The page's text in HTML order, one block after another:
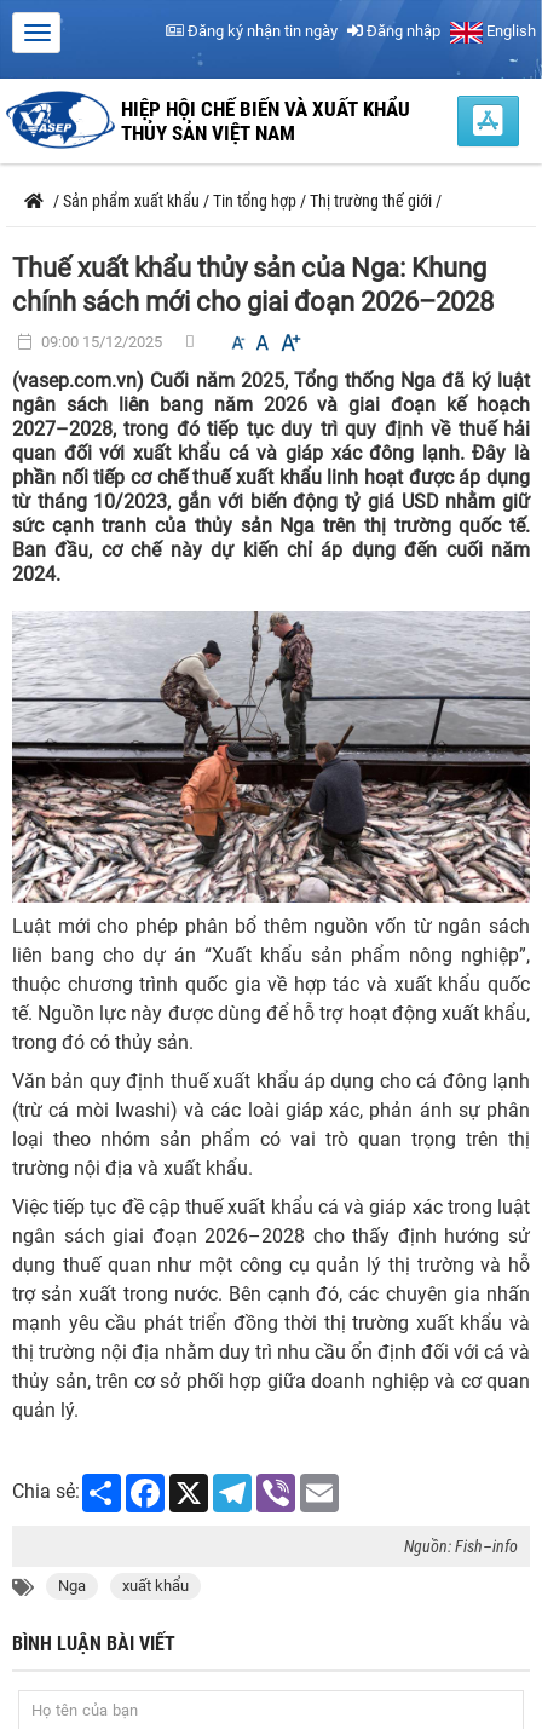
Đăng ký nhận tin ngày Đăng nhập English
HIỆP HỘI CHẾ BIẾN VÀ XUẤT KHẨU
THỦY SẢN VIỆT NAM
/Sản phẩm xuất khẩu /Tin tổng hợp /Thị trường thế giới /
Thuế xuất khẩu thủy sản của Nga: Khung
chính sách mới cho giai đoạn 2026–2028
09:00 15/12/2025
(vasep.com.vn) Cuối năm 2025, Tổng thống Nga đã ký luật
ngân sách liên bang năm 2026 và giai đoạn kế hoạch
2027–2028, trong đó tiếp tục duy trì quy định về thuế hải
quan đối với xuất khẩu cá và giáp xác đông lạnh. Đây là
phần nối tiếp cơ chế thuế xuất khẩu linh hoạt được áp dụng
từ tháng 10/2023, gắn với biến động tỷ giá USD nhằm giữ
sức cạnh tranh của thủy sản Nga trên thị trường quốc tế.
Ban đầu, cơ chế này dự kiến chỉ áp dụng đến cuối năm
2024.
Luật mới cho phép phân bổ thêm nguồn vốn từ ngân sách
liên bang cho dự án “Xuất khẩu sản phẩm nông nghiệp”,
thuộc chương trình quốc gia về hợp tác và xuất khẩu quốc
tế. Nguồn lực này được dùng để hỗ trợ hoạt động xuất khẩu,
trong đó có thủy sản.
Văn bản quy định thuế xuất khẩu áp dụng cho cá đông lạnh
(trừ cá mòi Iwashi) và các loài giáp xác, phản ánh sự phân
loại theo nhóm sản phẩm có vai trò quan trọng trên thị
trường nội địa và xuất khẩu.
Việc tiếp tục đề cập thuế xuất khẩu cá và giáp xác trong luật
ngân sách giai đoạn 2026–2028 cho thấy định hướng sử
dụng thuế quan như một công cụ quản lý thị trường và hỗ
trợ sản xuất trong nước. Bên cạnh đó, các chuyên gia nhấn
mạnh yêu cầu phát triển đồng thời thị trường xuất khẩu và
thị trường nội địa nhằm duy trì nhu cầu ổn định đối với cá và
thủy sản, trên cơ sở phối hợp giữa doanh nghiệp và cơ quan
quản lý.
Chia sẻ: Share Facebook
X Telegram
Viber
Nguồn: Fish–info
Nga xuất khẩu
BÌNH LUẬN BÀI VIẾT